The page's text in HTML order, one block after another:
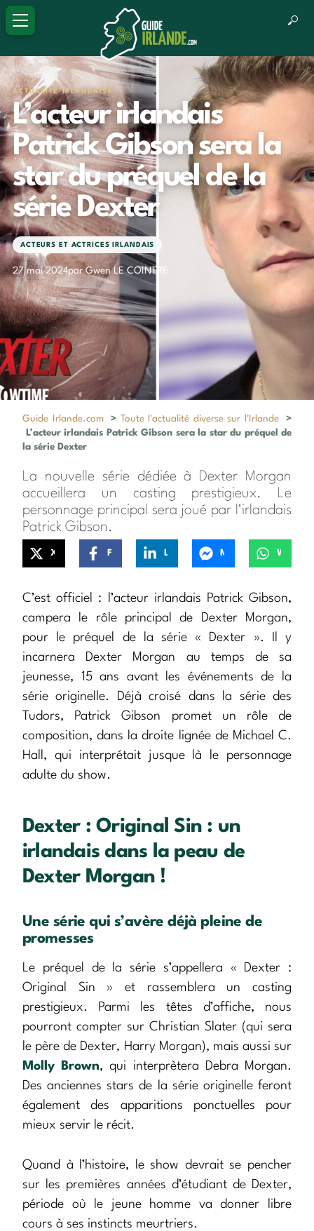
ACTUALITÉ IRLANDAISE
L’acteur irlandais
Patrick Gibson sera la
star du préquel de la
série Dexter
ACTEURS ET ACTRICES IRLANDAIS
27 mai 2024par Gwen LE COINTRE
Guide Irlande.com > Toute l'actualité diverse sur l'Irlande
>
L’acteur irlandais Patrick Gibson sera la star du préquel de
la série Dexter
La nouvelle série dédiée à Dexter Morgan
accueillera un casting prestigieux. Le
personnage principal sera joué par l'irlandais
Patrick Gibson.
C’est officiel : l’acteur irlandais Patrick Gibson,
campera le rôle principal de Dexter Morgan,
pour le préquel de la série « Dexter ». Il y
incarnera Dexter Morgan au temps de sa
jeunesse, 15 ans avant les événements de la
série originelle. Déjà croisé dans la série des
Tudors, Patrick Gibson promet un rôle de
composition, dans la droite lignée de Michael C.
Hall, qui interprétait jusque là le personnage
adulte du show.
Dexter : Original Sin : un
irlandais dans la peau de
Dexter Morgan !
Une série qui s’avère déjà pleine de
promesses
Le préquel de la série s’appellera « Dexter :
Original Sin » et rassemblera un casting
prestigieux. Parmi les têtes d’affiche, nous
pourront compter sur Christian Slater (qui sera
le père de Dexter, Harry Morgan), mais aussi sur
Molly Brown, qui interprètera Debra Morgan.
Des anciennes stars de la série originelle feront
également des apparitions ponctuelles pour
mieux servir le récit.
Quand à l’histoire, le show devrait se pencher
sur les premières années d’étudiant de Dexter,
période où le jeune homme va donner libre
cours à ses instincts meurtriers.